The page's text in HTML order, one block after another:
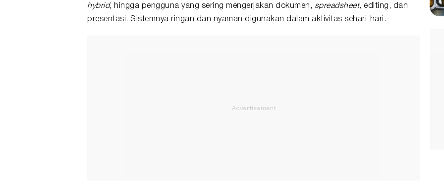
hybrid, hingga pengguna yang sering mengerjakan dokumen, spreadsheet, editing, dan
presentasi. Sistemnya ringan dan nyaman digunakan dalam aktivitas sehari-hari.